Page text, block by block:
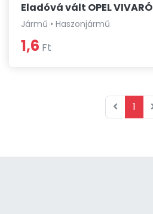
Eladóvá vált OPEL VIVARÓ
Jármű • Haszonjármű
1,6 Ft
1